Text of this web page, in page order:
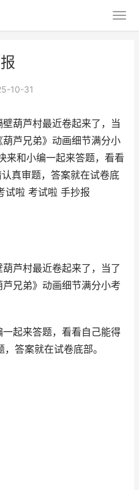
10-31
葫芦村最近卷起来了，当
芦兄弟》动画细节满分小
来和小编一起来答题，看看
真审题，答案就在试卷底
试啦 考试啦 手抄报
芦村最近卷起来了，当了
兄弟》动画细节满分小考
起来答题，看看自己能得
答案就在试卷底部。